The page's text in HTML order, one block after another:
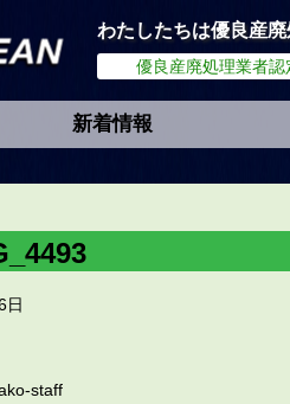
わたしたちは優良産
優良産廃処理業者
新着情報
日
staff